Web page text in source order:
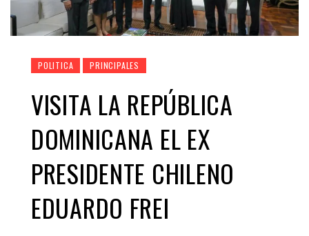
POLITICA PRINCIPALES
VISITA LA REPÚBLICA
DOMINICANA EL EX
PRESIDENTE CHILENO
EDUARDO FREI